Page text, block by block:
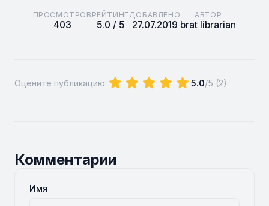
ПРОСМОТРОВ
403
РЕЙТИНГ
5.0 / 5
ДОБАВЛЕНО
27.07.2019
АВТОР
brat librarian
Оцените публикацию: 5.0/5 (2)
Комментарии
Имя